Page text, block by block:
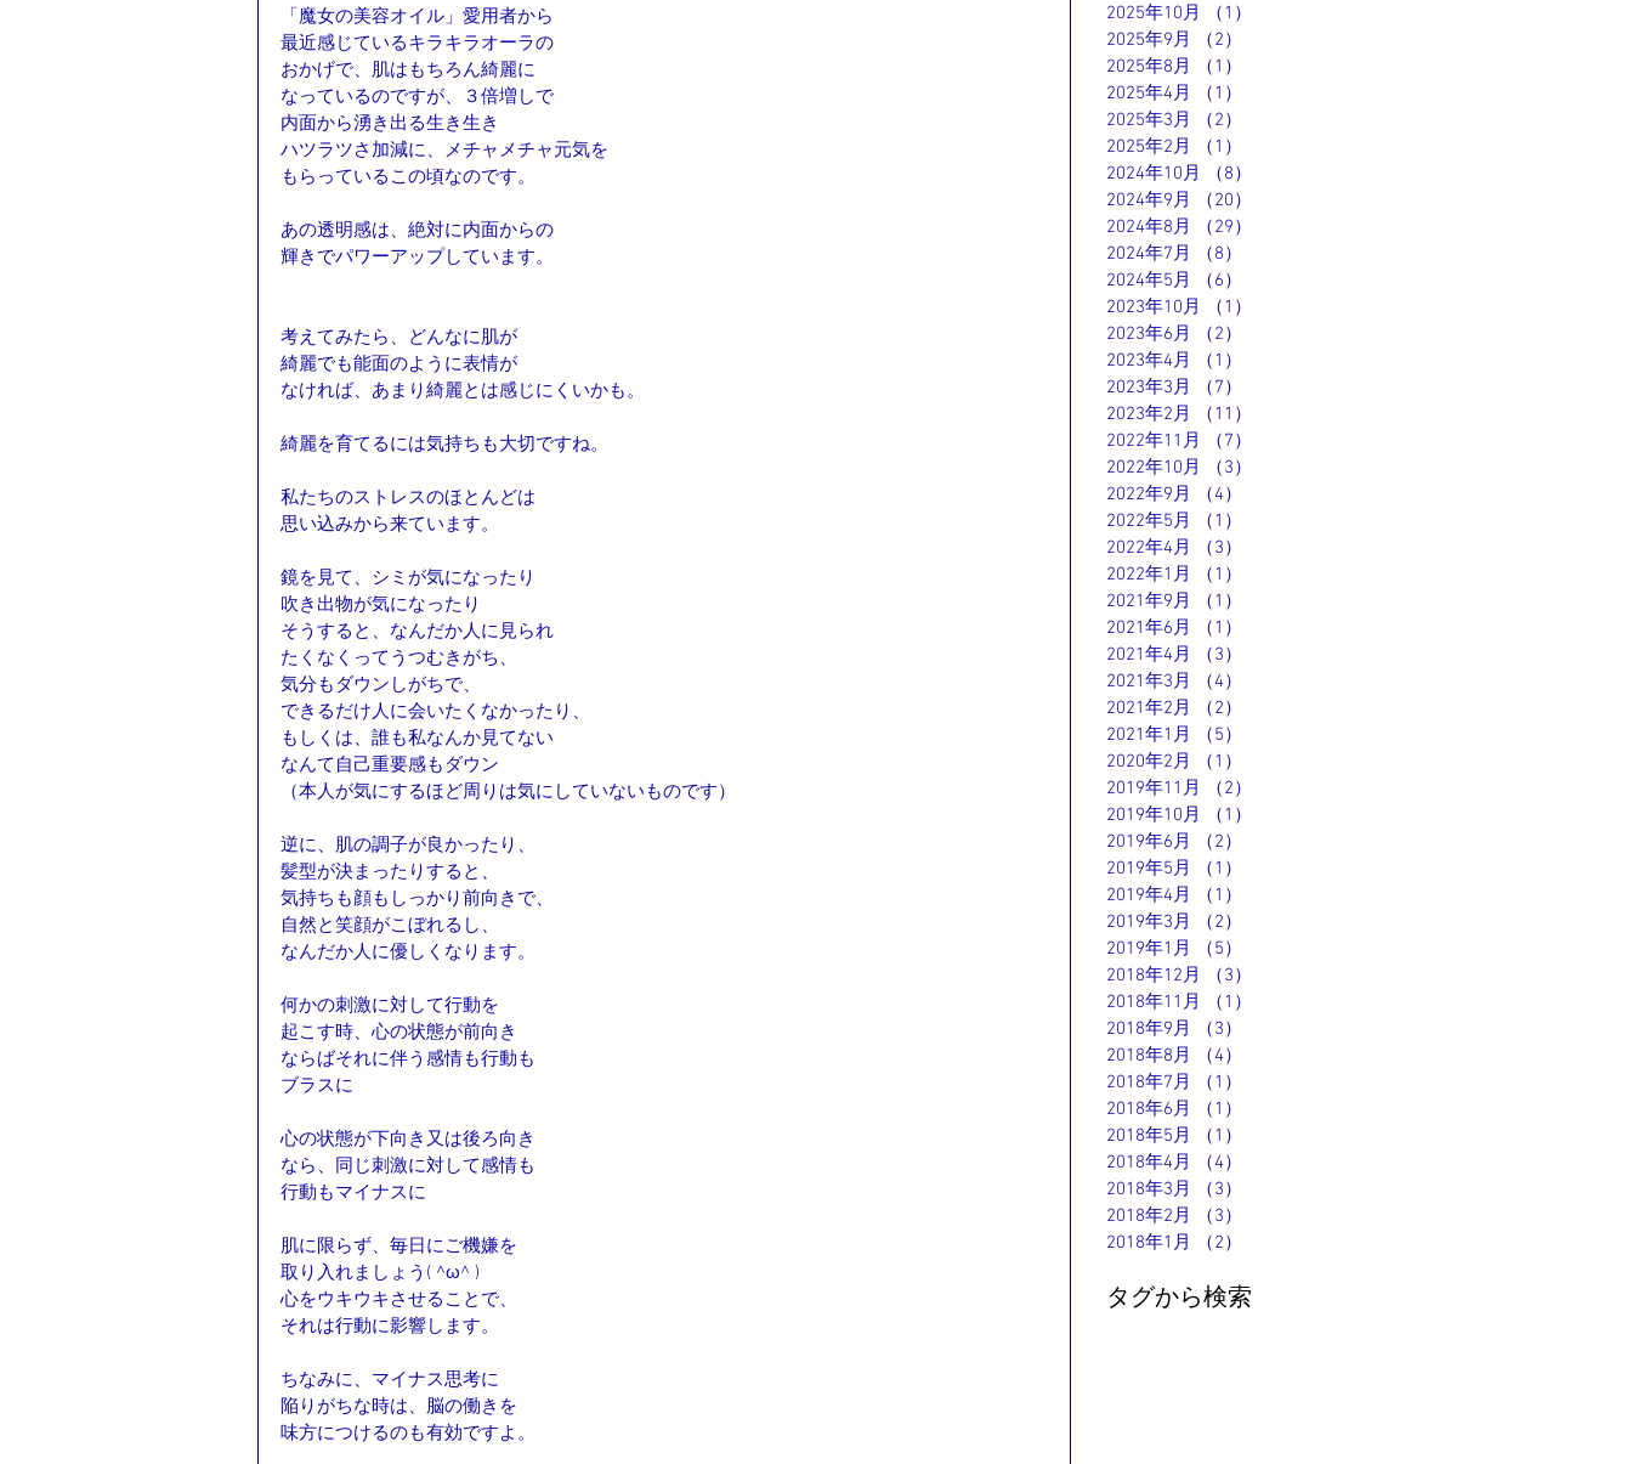
「魔女の美容オイル」愛用者から
最近感じているキラキラオーラの
おかげで、肌はもちろん綺麗に
なっているのですが、３倍増しで
内面から湧き出る生き生き
ハツラツさ加減に、メチャメチャ元気を
もらっているこの頃なのです。
あの透明感は、絶対に内面からの
輝きでパワーアップしています。
考えてみたら、どんなに肌が
綺麗でも能面のように表情が
なければ、あまり綺麗とは感じにくいかも。
綺麗を育てるには気持ちも大切ですね。
私たちのストレスのほとんどは
思い込みから来ています。
鏡を見て、シミが気になったり
吹き出物が気になったり
そうすると、なんだか人に見られ
たくなくってうつむきがち、
気分もダウンしがちで、
できるだけ人に会いたくなかったり、
もしくは、誰も私なんか見てない
なんて自己重要感もダウン
（本人が気にするほど周りは気にしていないものです）
逆に、肌の調子が良かったり、
髪型が決まったりすると、
気持ちも顔もしっかり前向きで、
自然と笑顔がこぼれるし、
なんだか人に優しくなります。
何かの刺激に対して行動を
起こす時、心の状態が前向き
ならばそれに伴う感情も行動も
ブラスに
心の状態が下向き又は後ろ向き
なら、同じ刺激に対して感情も
行動もマイナスに
肌に限らず、毎日にご機嫌を
取り入れましょう( ^ω^ )
心をウキウキさせることで、
それは行動に影響します。
ちなみに、マイナス思考に
陥りがちな時は、脳の働きを
味方につけるのも有効ですよ。
2025年10月
（1）
2025年9月
（2）
2025年8月
（1）
2025年4月
（1）
2025年3月
（2）
2025年2月
（1）
2024年10月
（8）
2024年9月
（20）
2024年8月
（29）
2024年7月
（8）
2024年5月
（6）
2023年10月
（1）
2023年6月
（2）
2023年4月
（1）
2023年3月
（7）
2023年2月
（11）
2022年11月
（7）
2022年10月
（3）
2022年9月
（4）
2022年5月
（1）
2022年4月
（3）
2022年1月
（1）
2021年9月
（1）
2021年6月
（1）
2021年4月
（3）
2021年3月
（4）
2021年2月
（2）
2021年1月
（5）
2020年2月
（1）
2019年11月
（2）
2019年10月
（1）
2019年6月
（2）
2019年5月
（1）
2019年4月
（1）
2019年3月
（2）
2019年1月
（5）
2018年12月
（3）
2018年11月
（1）
2018年9月
（3）
2018年8月
（4）
2018年7月
（1）
2018年6月
（1）
2018年5月
（1）
2018年4月
（4）
2018年3月
（3）
2018年2月
（3）
2018年1月
（2）
タグから検索